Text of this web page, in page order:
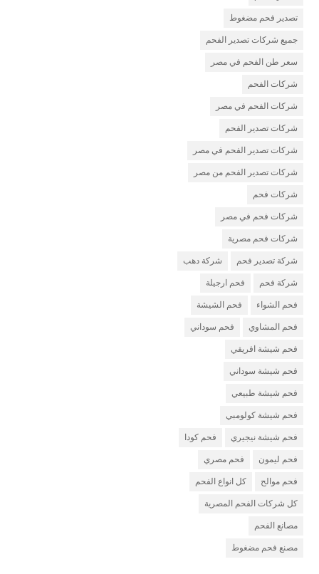
تصدير فحم مضغوط
جميع شركات تصدير الفحم
سعر طن الفحم في مصر
شركات الفحم
شركات الفحم في مصر
شركات تصدير الفحم
شركات تصدير الفحم في مصر
شركات تصدير الفحم من مصر
شركات فحم
شركات فحم في مصر
شركات فحم مصرية
شركة تصدير فحم شركة دهب
شركة فحم فحم ارجيلة
فحم الشواء فحم الشيشة
فحم المشاوي فحم سوداني
فحم شيشة افريقي
فحم شيشة سوداني
فحم شيشة طبيعي
فحم شيشة كولومبي
فحم شيشة نيجيري فحم كودا
فحم ليمون فحم مصري
فحم موالح كل انواع الفحم
كل شركات الفحم المصرية
مصانع الفحم
مصنع فحم مضغوط